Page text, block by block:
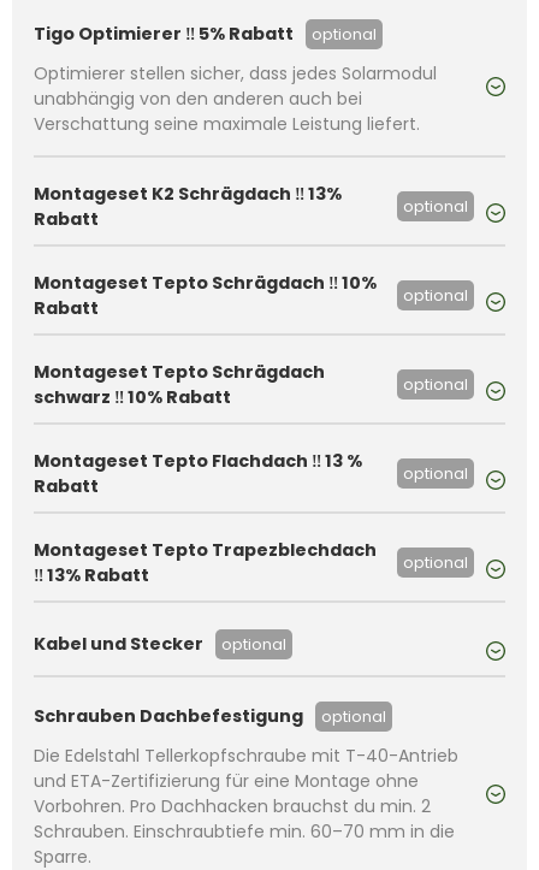
Tigo Optimierer ‼️ 5% Rabatt optional
Optimierer stellen sicher, dass jedes Solarmodul
unabhängig von den anderen auch bei
Verschattung seine maximale Leistung liefert.
Montageset K2 Schrägdach ‼️ 13%
Rabatt
optional
Montageset Tepto Schrägdach ‼️ 10%
Rabatt
optional
Montageset Tepto Schrägdach
schwarz ‼️ 10% Rabatt
optional
Montageset Tepto Flachdach ‼️ 13 %
Rabatt
optional
Montageset Tepto Trapezblechdach
‼️ 13% Rabatt
optional
Kabel und Stecker optional
Schrauben Dachbefestigung optional
Die Edelstahl Tellerkopfschraube mit T-40-Antrieb
und ETA-Zertifizierung für eine Montage ohne
Vorbohren. Pro Dachhacken brauchst du min. 2
Schrauben. Einschraubtiefe min. 60–70 mm in die
Sparre.